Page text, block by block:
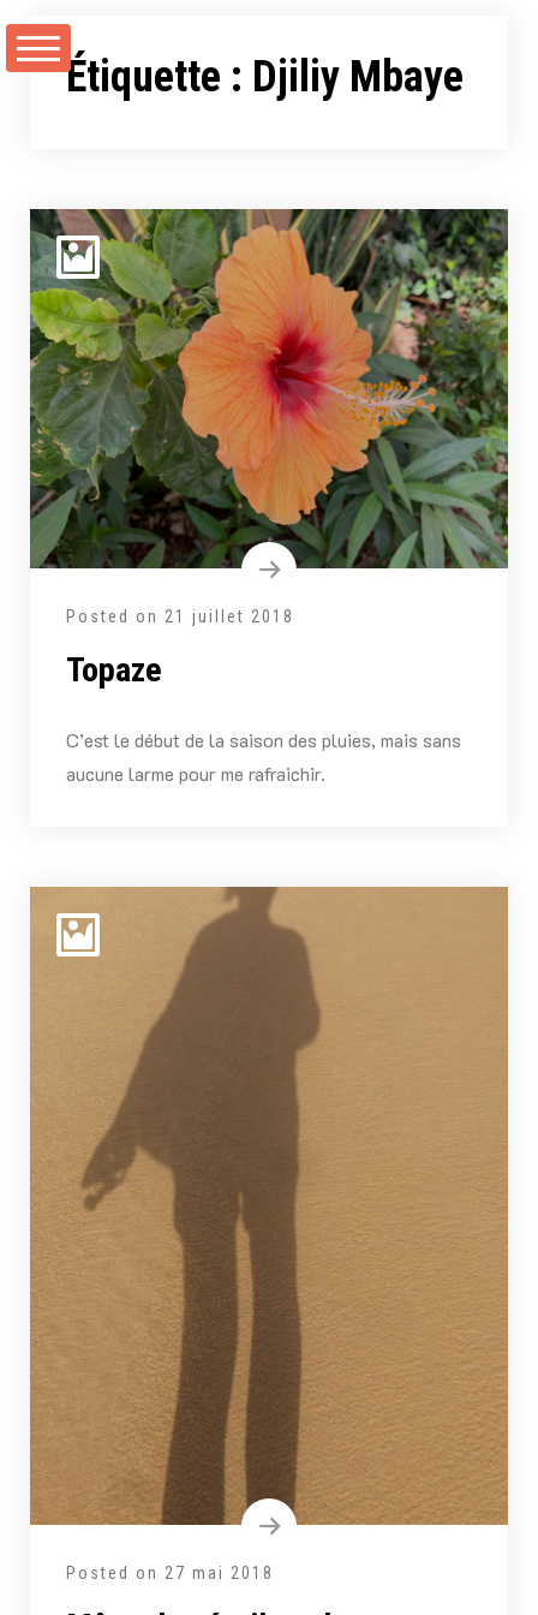
au
Étiquette : Djiliy Mbaye
Posted on 21 juillet 2018
Topaze
C’est le début de la saison des pluies, mais sans
aucune larme pour me rafraichir.
Posted on 27 mai 2018